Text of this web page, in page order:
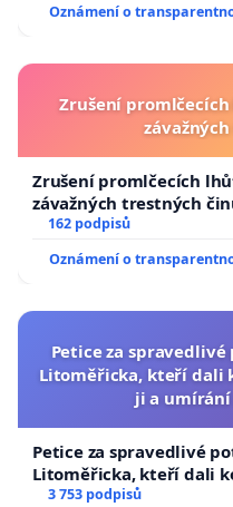
Oznámení o
Zrušení
Zrušení promlčecích
závažných trestných
162 podpisů
Oznámení o
Petice za
Litoměřicka, kteří dali
ji a
Petice za spravedlivé
Litoměřicka, kteří dali
a umírání zvířete
3 753 podpisů